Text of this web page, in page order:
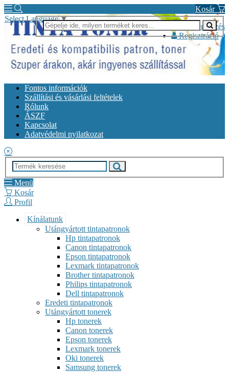
Kosár
Bejelentkezés
Regisztráció
Select Language▼
Fontos információk
Szállítási és vásárlási feltételek
Rólunk
ÁSZF
Kapcsolat
Adatvédelmi nyilatkozat
Menü
Kosár
Profil
Kínálatunk
Utángyártott tintapatronok
Hp tintapatronok
Canon tintapatronok
Epson tintapatronok
Lexmark tintapatronok
Brother tintapatronok
Philips tintapatronok
Dell tintapatronok
Eredeti tintapatronok
Utángyártott tonerek
Hp tonerek
Canon tonerek
Epson tonerek
Lexmark tonerek
Oki tonerek
Samsung tonerek